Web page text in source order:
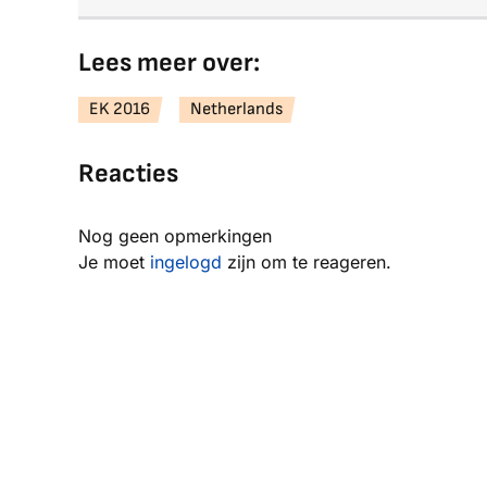
Lees meer over:
EK 2016 Netherlands
Reacties
Nog geen opmerkingen
Je moet ingelogd zijn om te reageren.